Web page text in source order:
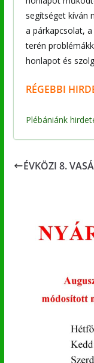
segítséget kíván
a párkapcsolat,
terén
honlapot és
RÉGEBBI
Plébániánk
ÉVKÖZI 8.